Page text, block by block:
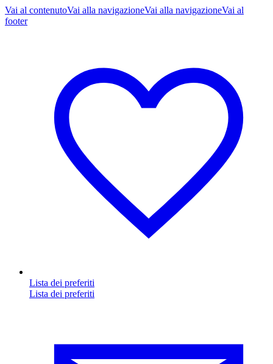
Vai al contenutoVai alla navigazioneVai alla navigazioneVai al
footer
Lista dei preferiti